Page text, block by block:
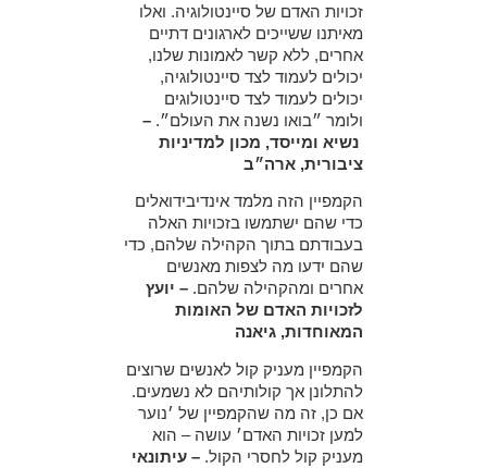
זכויות האדם של סיינטולוגיה. ואלו
מאיתנו ששייכים לארגונים דתיים
אחרים, ללא קשר לאמונות שלנו,
יכולים לעמוד לצד סיינטולוגיה,
יכולים לעמוד לצד סיינטולוגים
ולומר ״בואו נשנה את העולם״. –
נשיא ומייסד, מכון למדיניות
ציבורית, ארה״ב
הקמפיין הזה מלמד אינדיבידואלים
כדי שהם ישתמשו בזכויות האלה
בעבודתם בתוך הקהילה שלהם, כדי
שהם ידעו מה לצפות מאנשים
אחרים ומהקהילה שלהם. – יועץ
לזכויות האדם של האומות
המאוחדות, גיאנה
הקמפיין מעניק קול לאנשים שרוצים
להתלונן אך קולותיהם לא נשמעים.
אם כן, זה מה שהקמפיין של ׳נוער
למען זכויות האדם׳ עושה – הוא
מעניק קול לחסרי הקול. – עיתונאי